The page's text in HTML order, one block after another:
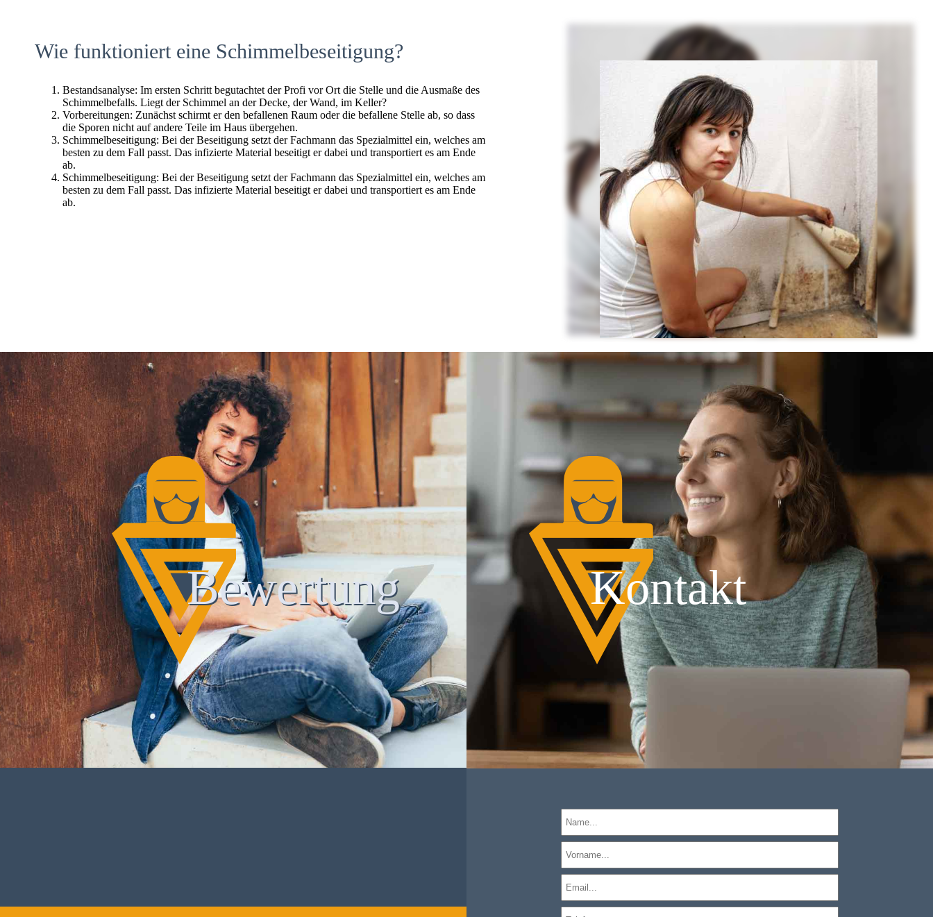
Wie funktioniert eine Schimmelbeseitigung?
Bestandsanalyse: Im ersten Schritt begutachtet der Profi vor Ort die Stelle und die Ausmaße des
Schimmelbefalls. Liegt der Schimmel an der Decke, der Wand, im Keller?
Vorbereitungen: Zunächst schirmt er den befallenen Raum oder die befallene Stelle ab, so dass
die Sporen nicht auf andere Teile im Haus übergehen.
Schimmelbeseitigung: Bei der Beseitigung setzt der Fachmann das Spezialmittel ein, welches am
besten zu dem Fall passt. Das infizierte Material beseitigt er dabei und transportiert es am Ende
ab.
Schimmelbeseitigung: Bei der Beseitigung setzt der Fachmann das Spezialmittel ein, welches am
besten zu dem Fall passt. Das infizierte Material beseitigt er dabei und transportiert es am Ende
ab.
Bewertung Kontakt